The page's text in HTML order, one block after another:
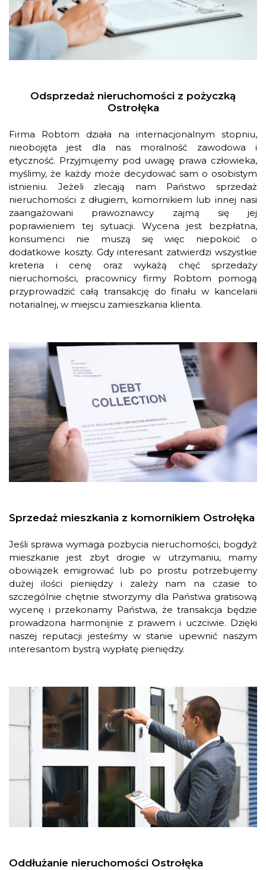
Odsprzedaż nieruchomości z pożyczką
Ostrołęka
Firma Robtom działa na internacjonalnym stopniu,
nieobojęta jest dla nas moralność zawodowa i
etyczność. Przyjmujemy pod uwagę prawa człowieka,
myślimy, że każdy może decydować sam o osobistym
istnieniu. Jeżeli zlecają nam Państwo sprzedaż
nieruchomości z długiem, komornikiem lub innej nasi
zaangażowani prawoznawcy zajmą się jej
poprawieniem tej sytuacji. Wycena jest bezpłatna,
konsumenci nie muszą się więc niepokoić o
dodatkowe koszty. Gdy interesant zatwierdzi wszystkie
kreteria i cenę oraz wykażą chęć sprzedaży
nieruchomości, pracownicy firmy Robtom pomogą
przyprowadzić całą transakcję do finału w kancelarii
notarialnej, w miejscu zamieszkania klienta.
Sprzedaż mieszkania z komornikiem Ostrołęka
Jeśli sprawa wymaga pozbycia nieruchomości, bogdyż
mieszkanie jest zbyt drogie w utrzymaniu, mamy
obowiązek emigrować lub po prostu potrzebujemy
dużej ilości pieniędzy i zależy nam na czasie to
szczególnie chętnie stworzymy dla Państwa gratisową
wycenę i przekonamy Państwa, że transakcja będzie
prowadzona harmonijnie z prawem i uczciwie. Dzięki
naszej reputacji jesteśmy w stanie upewnić naszym
interesantom bystrą wypłatę pieniędzy.
Oddłużanie nieruchomości Ostrołęka